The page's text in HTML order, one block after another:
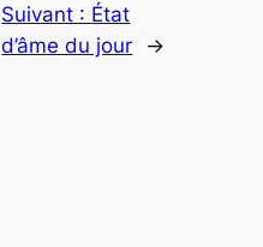
Suivant : État
d’âme du jour
→